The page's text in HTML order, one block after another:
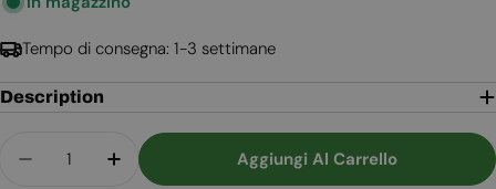
Tempo di consegna: 1-3 settimane
Description
Diminuisci La Quantità Per Bonfire Stand -
Aumenta La Quantità Per Bonfire
Aggiungi Al Carrello